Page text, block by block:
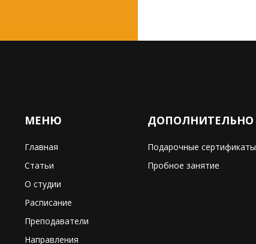
МЕНЮ
Главная
Статьи
О студии
Расписание
Преподаватели
Направления
ДОПОЛНИТЕЛЬНО
Подарочные сертификаты
Пробное занятие